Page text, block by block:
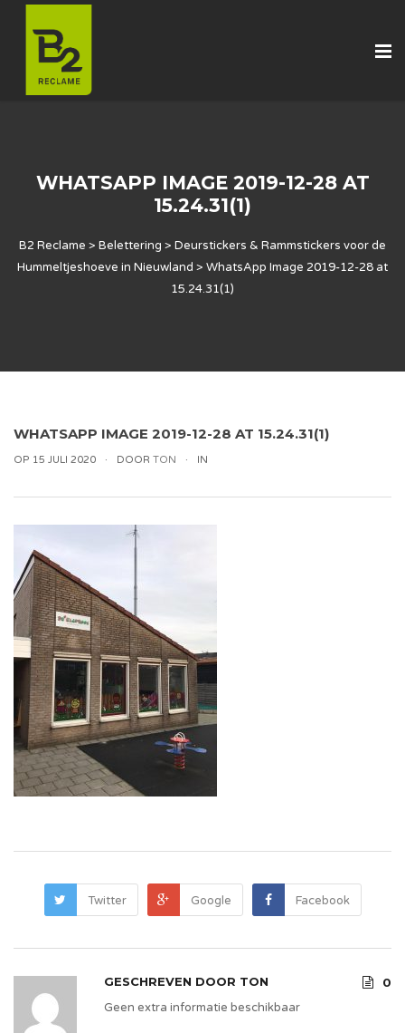
WHATSAPP IMAGE 2019-12-28 AT
15.24.31(1)
B2 Reclame > Belettering > Deurstickers & Rammstickers voor de
Hummeltjeshoeve in Nieuwland > WhatsApp Image 2019-12-28 at
15.24.31(1)
WHATSAPP IMAGE 2019-12-28 AT 15.24.31(1)
OP 15 JULI 2020 DOOR TON IN
Twitter Google Facebook
GESCHREVEN DOOR TON
0
Geen extra informatie beschikbaar